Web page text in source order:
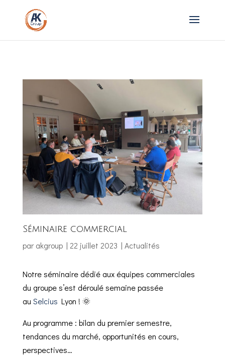
Séminaire commercial
parakgroup| 22 juillet 2023 | Actualités
Notre séminaire dédié aux équipes commerciales
du groupe s’est déroulé semaine passée
au Selcius Lyon ! 🌞
Au programme : bilan du premier semestre,
tendances du marché, opportunités en cours,
perspectives…